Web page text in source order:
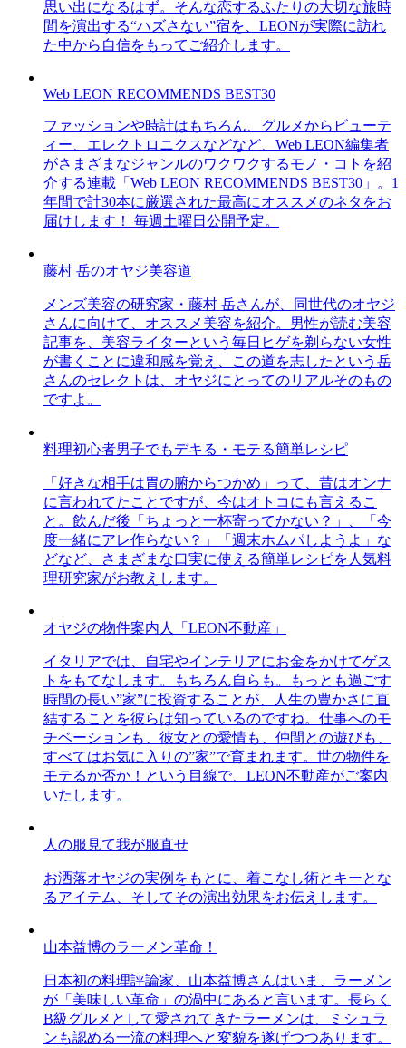
思い出になるはず。そんな恋するふたりの大切な旅時
間を演出する“ハズさない”宿を、LEONが実際に訪れ
た中から自信をもってご紹介します。
Web LEON RECOMMENDS BEST30
ファッションや時計はもちろん、グルメからビューテ
ィー、エレクトロニクスなどなど、Web LEON編集者
がさまざまなジャンルのワクワクするモノ・コトを紹
介する連載「Web LEON RECOMMENDS BEST30」。1
年間で計30本に厳選された最高にオススメのネタをお
届けします！ 毎週土曜日公開予定。
藤村 岳のオヤジ美容道
メンズ美容の研究家・藤村 岳さんが、同世代のオヤジ
さんに向けて、オススメ美容を紹介。男性が読む美容
記事を、美容ライターという毎日ヒゲを剃らない女性
が書くことに違和感を覚え、この道を志したという岳
さんのセレクトは、オヤジにとってのリアルそのもの
ですよ。
料理初心者男子でもデキる・モテる簡単レシピ
「好きな相手は胃の腑からつかめ」って、昔はオンナ
に言われてたことですが、今はオトコにも言えるこ
と。飲んだ後「ちょっと一杯寄ってかない？」、「今
度一緒にアレ作らない？」「週末ホムパしようよ」な
どなど、さまざまな口実に使える簡単レシピを人気料
理研究家がお教えします。
オヤジの物件案内人「LEON不動産」
イタリアでは、自宅やインテリアにお金をかけてゲス
トをもてなします。もちろん自らも。もっとも過ごす
時間の長い”家”に投資することが、人生の豊かさに直
結することを彼らは知っているのですね。仕事へのモ
チベーションも、彼女との愛情も、仲間との遊びも、
すべてはお気に入りの”家”で育まれます。世の物件を
モテるか否か！という目線で、LEON不動産がご案内
いたします。
人の服見て我が服直せ
お洒落オヤジの実例をもとに、着こなし術とキーとな
るアイテム、そしてその演出効果をお伝えします。
山本益博のラーメン革命！
日本初の料理評論家、山本益博さんはいま、ラーメン
が「美味しい革命」の渦中にあると言います。長らく
B級グルメとして愛されてきたラーメンは、ミシュラ
ンも認める一流の料理へと変貌を遂げつつあります。